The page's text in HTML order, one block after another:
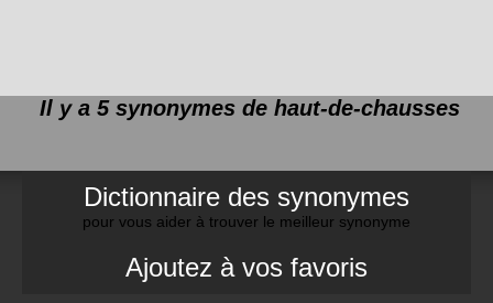
Il y a 5 synonymes de haut-de-chausses
Dictionnaire des synonymes
pour vous aider à trouver le meilleur synonyme
Ajoutez à vos favoris